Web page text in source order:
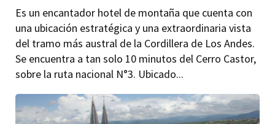
Es un encantador hotel de montaña que cuenta con
una ubicación estratégica y una extraordinaria vista
del tramo más austral de la Cordillera de Los Andes.
Se encuentra a tan solo 10 minutos del Cerro Castor,
sobre la ruta nacional N°3. Ubicado...